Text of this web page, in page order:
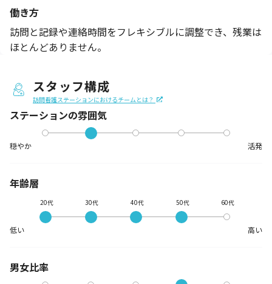
働き方
訪問と記録や連絡時間をフレキシブルに調整でき、残業は
ほとんどありません。
スタッフ構成
訪問看護ステーションにおけるチームとは？
ステーションの雰囲気
穏やか 活発
年齢層
低い
20代 30代 40代 50代 60代
高い
男女比率